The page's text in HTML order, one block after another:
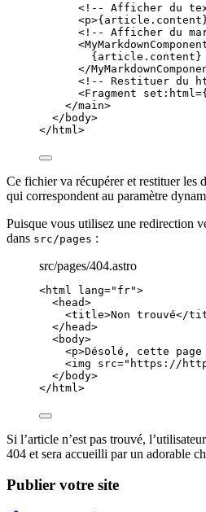
<!-- Afficher du
<p>{ article . content
<!-- Afficher du
<
{ article . content }
</
<!-- Restituer du
<Fragment set:html ={
</main>
</ body>
</ html >
Ce fichier va récupérer et restituer les
qui correspondent au paramètre
Puisque vous utilisez une redirection
dans src/pages :
src/pages/404.astro
<html lang=" fr">
<head>
<title>Non trouvé</
</ head>
<body>
<p>Désolé, cette
<img src=" https://
</ body>
</ html >
Si l’article n’est pas trouvé,
404 et sera accueilli par un adorable
Publier votre site